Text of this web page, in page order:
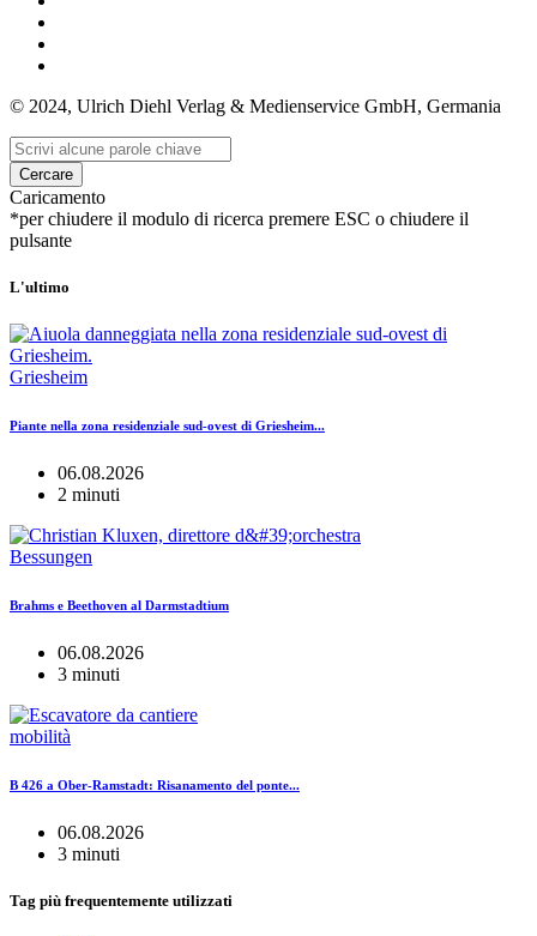
© 2024, Ulrich Diehl Verlag & Medienservice GmbH, Germania
Cercare
Caricamento
*per chiudere il modulo di ricerca premere ESC o chiudere il
pulsante
L'ultimo
Griesheim
Piante nella zona residenziale sud-ovest di Griesheim...
06.08.2026
2 minuti
Bessungen
Brahms e Beethoven al Darmstadtium
06.08.2026
3 minuti
mobilità
B 426 a Ober-Ramstadt: Risanamento del ponte...
06.08.2026
3 minuti
Tag più frequentemente utilizzati